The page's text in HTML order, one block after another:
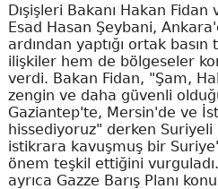
Dışişleri Bakanı Hakan Fidan
Esad Hasan Şeybani,
ardından yaptığı ortak basın
ilişkiler hem de bölgeseler
verdi. Bakan Fidan, "Şam,
zengin ve daha güvenli
Gaziantep'te, Mersin'de ve
hissediyoruz" derken Suriyeli
istikrara kavuşmuş bir
önem teşkil ettiğini vurguladı.
ayrıca Gazze Barış Planı